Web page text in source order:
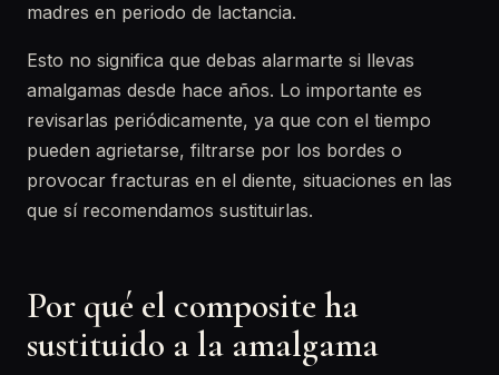
madres en periodo de lactancia.
Esto no significa que debas alarmarte si llevas
amalgamas desde hace años. Lo importante es
revisarlas periódicamente, ya que con el tiempo
pueden agrietarse, filtrarse por los bordes o
provocar fracturas en el diente, situaciones en las
que sí recomendamos sustituirlas.
Por qué el composite ha
sustituido a la amalgama